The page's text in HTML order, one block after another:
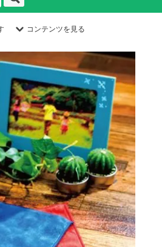
コンテンツを見る